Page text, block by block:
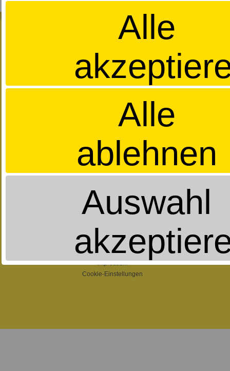
IMIGs Schlummerland
Haller Str. 90
74564 Crailsheim
EMail schreiben
Montag geschlossen
Dienstag-Freitag
9.30 Uhr - 18.30 Uhr
10.00 Uhr - 15.00 Uhr
Datenschutzerklärung
Impressum
Cookie-Einstellungen
Alle
Alle
ablehnen
Auswahl